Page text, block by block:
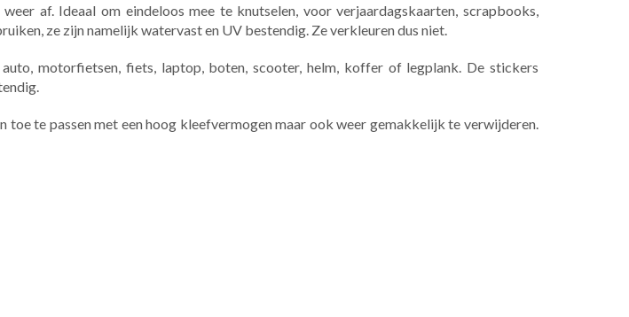
af. Ideaal om eindeloos mee te knutselen, voor verjaardagskaarten, scrapbooks,
ze zijn namelijk watervast en UV bestendig. Ze verkleuren dus niet.
motorfietsen, fiets, laptop, boten, scooter, helm, koffer of legplank. De stickers
te passen met een hoog kleefvermogen maar ook weer gemakkelijk te verwijderen.